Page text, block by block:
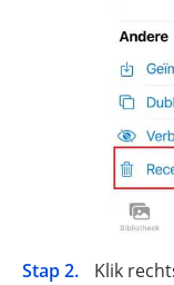
Stap 2.
Klik